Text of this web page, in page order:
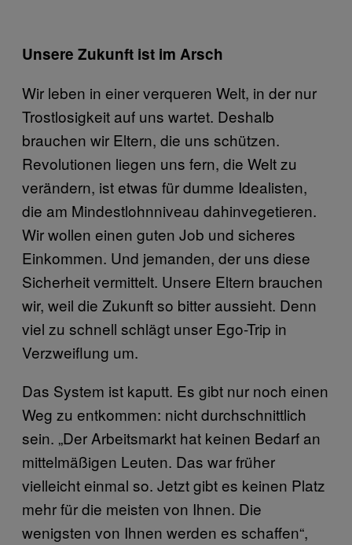
Unsere Zukunft ist im Arsch
Wir leben in einer verqueren Welt, in der nur
Trostlosigkeit auf uns wartet. Deshalb
brauchen wir Eltern, die uns schützen.
Revolutionen liegen uns fern, die Welt zu
verändern, ist etwas für dumme Idealisten,
die am Mindestlohnniveau dahinvegetieren.
Wir wollen einen guten Job und sicheres
Einkommen. Und jemanden, der uns diese
Sicherheit vermittelt. Unsere Eltern brauchen
wir, weil die Zukunft so bitter aussieht. Denn
viel zu schnell schlägt unser Ego-Trip in
Verzweiflung um.
Das System ist kaputt. Es gibt nur noch einen
Weg zu entkommen: nicht durchschnittlich
sein. „Der Arbeitsmarkt hat keinen Bedarf an
mittelmäßigen Leuten. Das war früher
vielleicht einmal so. Jetzt gibt es keinen Platz
mehr für die meisten von Ihnen. Die
wenigsten von Ihnen werden es schaffen“,